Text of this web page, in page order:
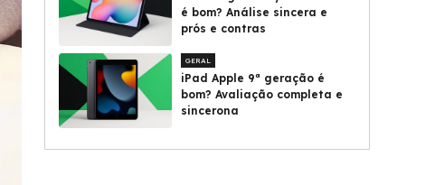
é bom? Análise sincera e
prós e contras
GERAL
iPad Apple 9ª geração é
bom? Avaliação completa e
sincerona